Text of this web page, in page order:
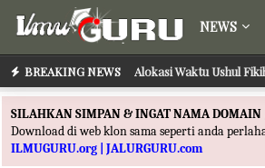
NEWS
BREAKING NEWS Alokasi Waktu Ushul
Alokasi Waktu Ilmu
SILAHKAN SIMPAN & INGAT NAMA
Download di web klon sama seperti anda
ILMUGURU.org | JALURGURU.com